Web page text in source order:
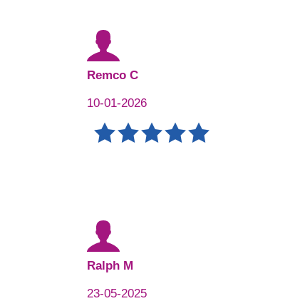
Remco C
10-01-2026
Ralph M
23-05-2025